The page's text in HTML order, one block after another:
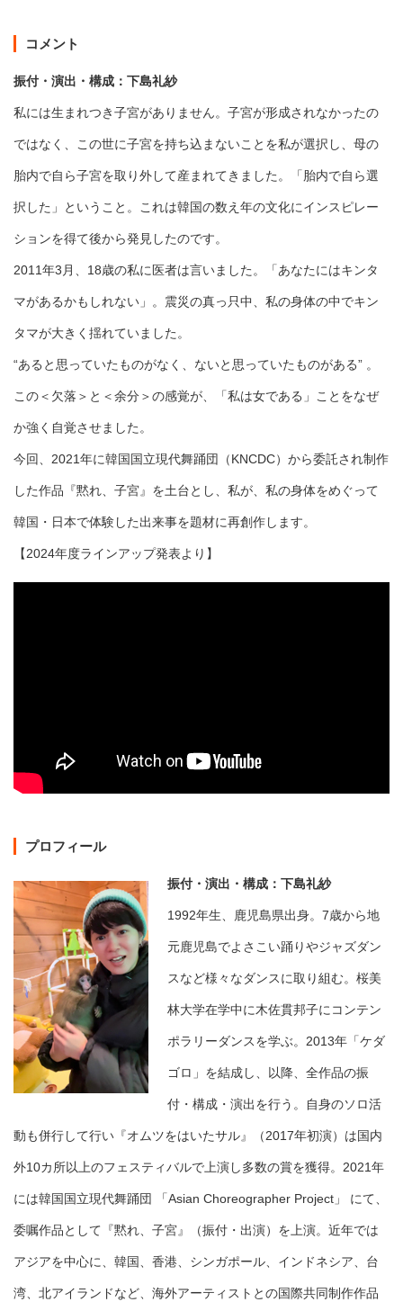
コメント
振付・演出・構成：下島礼紗
私には生まれつき子宮がありません。子宮が形成されなかったの
ではなく、この世に子宮を持ち込まないことを私が選択し、母の
胎内で自ら子宮を取り外して産まれてきました。「胎内で自ら選
択した」ということ。これは韓国の数え年の文化にインスピレー
ションを得て後から発見したのです。
2011年3月、18歳の私に医者は言いました。「あなたにはキンタ
マがあるかもしれない」。震災の真っ只中、私の身体の中でキン
タマが大きく揺れていました。
“あると思っていたものがなく、ないと思っていたものがある” 。
この＜欠落＞と＜余分＞の感覚が、「私は女である」ことをなぜ
か強く自覚させました。
今回、2021年に韓国国立現代舞踊団（KNCDC）から委託され制作
した作品『黙れ、子宮』を土台とし、私が、私の身体をめぐって
韓国・日本で体験した出来事を題材に再創作します。
【2024年度ラインアップ発表より】
プロフィール
振付・演出・構成：下島礼紗
1992年生、鹿児島県出身。7歳から地
元鹿児島でよさこい踊りやジャズダン
スなど様々なダンスに取り組む。桜美
林大学在学中に木佐貫邦子にコンテン
ポラリーダンスを学ぶ。2013年「ケダ
ゴロ」を結成し、以降、全作品の振
付・構成・演出を行う。自身のソロ活
動も併行して行い『オムツをはいたサル』（2017年初演）は国内
外10カ所以上のフェスティバルで上演し多数の賞を獲得。2021年
には韓国国立現代舞踊団 「Asian Choreographer Project」 にて、
委嘱作品として『黙れ、子宮』（振付・出演）を上演。近年では
アジアを中心に、韓国、香港、シンガポール、インドネシア、台
湾、北アイランドなど、海外アーティストとの国際共同制作作品